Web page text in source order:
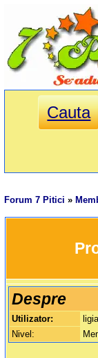
Cauta
Forum 7 Pitici »
Despre
Utilizator:
Nivel: